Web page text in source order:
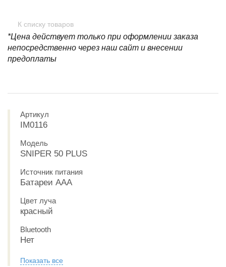
К списку товаров
*Цена действует только при оформлении заказа
непосредственно через наш сайт и внесении
предоплаты
Артикул
IM0116
Модель
SNIPER 50 PLUS
Источник питания
Батареи ААА
Цвет луча
красный
Bluetooth
Нет
Показать все